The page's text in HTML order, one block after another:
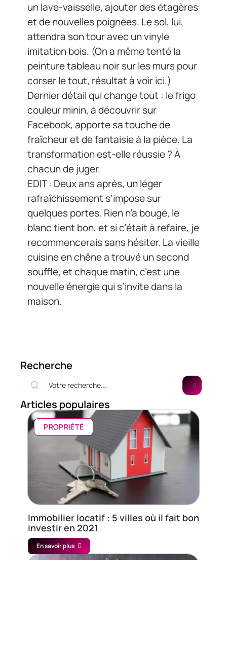
un lave-vaisselle, ajouter des étagères
et de nouvelles poignées. Le sol, lui,
attendra son tour avec un vinyle
imitation bois. (On a même tenté la
peinture tableau noir sur les murs pour
corser le tout, résultat à voir ici.)
Dernier détail qui change tout : le frigo
couleur minin, à découvrir sur
Facebook, apporte sa touche de
fraîcheur et de fantaisie à la pièce. La
transformation est-elle réussie ? À
chacun de juger.
EDIT : Deux ans après, un léger
rafraîchissement s’impose sur
quelques portes. Rien n’a bougé, le
blanc tient bon, et si c’était à refaire, je
recommencerais sans hésiter. La vieille
cuisine en chêne a trouvé un second
souffle, et chaque matin, c’est une
nouvelle énergie qui s’invite dans la
maison.
Recherche
Articles populaires
PROPRIÉTÉ
Immobilier locatif : 5 villes où il fait bon
investir en 2021
En savoir plus